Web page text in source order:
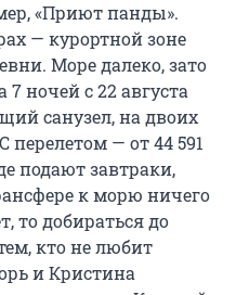
«Приют панды».
— курортной зоне
Море далеко, зато
ночей с 22 августа
санузел, на двоих
перелетом — от 44 591
подают завтраки,
к морю ничего
то добираться до
кто не любит
и Кристина